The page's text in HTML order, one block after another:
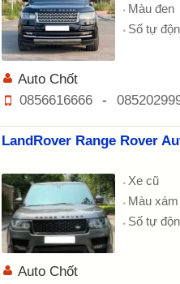
Màu đen
Số tự
Auto Chốt
0856616666
-
LandRover Range Rover
Xe cũ
Màu xám
Số tự
Auto Chốt